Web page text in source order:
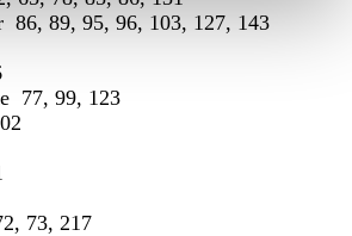
86, 89, 95, 96, 103, 127, 143
77, 99, 123
73, 217